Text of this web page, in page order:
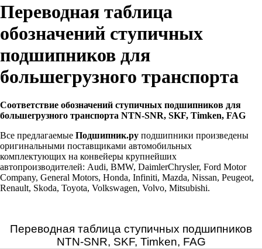
Переводная таблица
обозначений ступичных
подшипников для
большегрузного транспорта
Соответствие обозначений ступичных подшипников для
большегрузного транспорта NTN-SNR, SKF, Timken, FAG
Все предлагаемые Подшипник.ру подшипники произведены
оригинальными поставщиками автомобильных
комплектующих на конвейеры крупнейших
автопроизводителей: Audi, BMW, DaimlerChrysler, Ford Motor
Company, General Motors, Honda, Infiniti, Mazda, Nissan, Peugeot,
Renault, Skoda, Toyota, Volkswagen, Volvo, Mitsubishi.
Переводная таблица ступичных подшипников
NTN-SNR, SKF, Timken, FAG